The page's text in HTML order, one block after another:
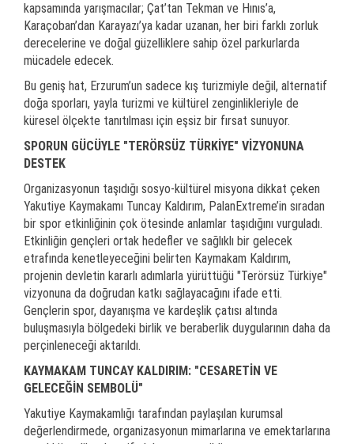
kapsamında yarışmacılar; Çat’tan Tekman ve Hınıs’a,
Karaçoban’dan Karayazı’ya kadar uzanan, her biri farklı zorluk
derecelerine ve doğal güzelliklere sahip özel parkurlarda
mücadele edecek.
Bu geniş hat, Erzurum’un sadece kış turizmiyle değil, alternatif
doğa sporları, yayla turizmi ve kültürel zenginlikleriyle de
küresel ölçekte tanıtılması için eşsiz bir fırsat sunuyor.
SPORUN GÜCÜYLE "TERÖRSÜZ TÜRKİYE" VİZYONUNA
DESTEK
Organizasyonun taşıdığı sosyo-kültürel misyona dikkat çeken
Yakutiye Kaymakamı Tuncay Kaldırım, PalanExtreme’in sıradan
bir spor etkinliğinin çok ötesinde anlamlar taşıdığını vurguladı.
Etkinliğin gençleri ortak hedefler ve sağlıklı bir gelecek
etrafında kenetleyeceğini belirten Kaymakam Kaldırım,
projenin devletin kararlı adımlarla yürüttüğü "Terörsüz Türkiye"
vizyonuna da doğrudan katkı sağlayacağını ifade etti.
Gençlerin spor, dayanışma ve kardeşlik çatısı altında
buluşmasıyla bölgedeki birlik ve beraberlik duygularının daha da
perçinleneceği aktarıldı.
KAYMAKAM TUNCAY KALDIRIM: "CESARETİN VE
GELECEĞİN SEMBOLÜ"
Yakutiye Kaymakamlığı tarafından paylaşılan kurumsal
değerlendirmede, organizasyonun mimarlarına ve emektarlarına